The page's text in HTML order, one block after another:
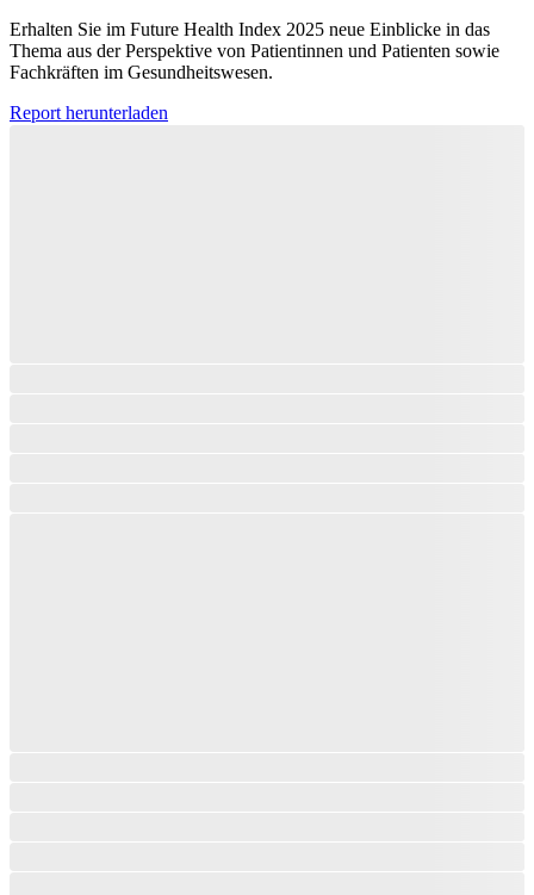
Erhalten Sie im Future Health Index 2025 neue Einblicke in das
Thema aus der Perspektive von Patientinnen und Patienten sowie
Fachkräften im Gesundheitswesen.
Report herunterladen